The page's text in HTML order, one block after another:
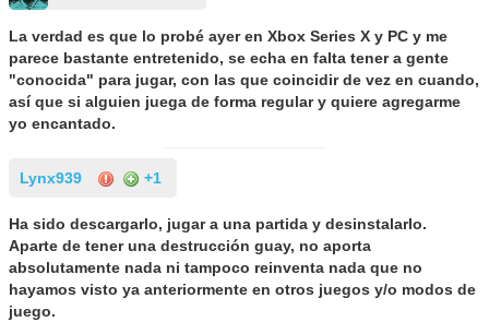
La verdad es que lo probé ayer en Xbox Series X y PC y me
parece bastante entretenido, se echa en falta tener a gente
"conocida" para jugar, con las que coincidir de vez en cuando,
así que si alguien juega de forma regular y quiere agregarme
yo encantado.
Lynx939 +1
Ha sido descargarlo, jugar a una partida y desinstalarlo.
Aparte de tener una destrucción guay, no aporta
absolutamente nada ni tampoco reinventa nada que no
hayamos visto ya anteriormente en otros juegos y/o modos de
juego.